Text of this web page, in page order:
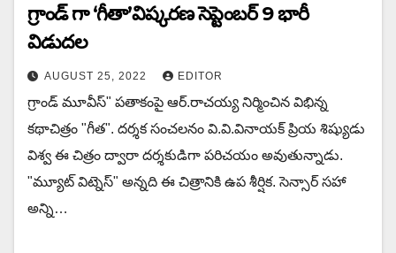
గ్రాండ్ గా ‘గీతా’విష్కరణ సెప్టెంబర్ 9 భారీ
విడుదల
AUGUST 25, 2022 EDITOR
గ్రాండ్ మూవీస్" పతాకంపై ఆర్.రాచయ్య నిర్మించిన విభిన్న
కథాచిత్రం "గీత". దర్శక సంచలనం వి.వి.వినాయక్ ప్రియ శిష్యుడు
విశ్వ ఈ చిత్రం ద్వారా దర్శకుడిగా పరిచయం అవుతున్నాడు.
"మ్యూట్ విట్నెస్" అన్నది ఈ చిత్రానికి ఉప శీర్షిక. సెన్సార్ సహా
అన్ని…